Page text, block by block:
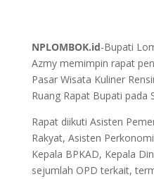
NPLOMBOK.id-Bupati
Azmy memimpin rapat
Pasar Wisata Kuliner
Ruang Rapat Bupati pada
Rapat diikuti Asisten
Rakyat, Asisten
Kepala BPKAD, Kepala
sejumlah OPD terkait,